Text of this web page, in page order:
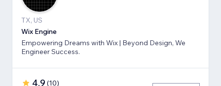
TX, US
Wix Engine
Empowering Dreams with Wix | Beyond Design, We
Engineer Success.
4,9 (10)